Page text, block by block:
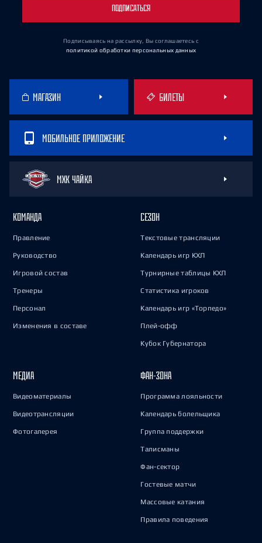
ПОДПИСАТЬСЯ
Подписываясь на рассылку, Вы соглашаетесь с
политикой обработки персональных данных
МАГАЗИН БИЛЕТЫ
МОБИЛЬНОЕ ПРИЛОЖЕНИЕ
МХК ЧАЙКА
КОМАНДА
Правление
Руководство
Игровой состав
Тренеры
Персонал
Изменения в составе
СЕЗОН
Текстовые трансляции
Календарь игр КХЛ
Турнирные таблицы КХЛ
Статистика игроков
Календарь игр «Торпедо»
Плей-офф
Кубок Губернатора
МЕДИА
Видеоматериалы
Видеотрансляции
Фотогалерея
ФАН-ЗОНА
Программа лояльности
Календарь болельщика
Группа поддержки
Талисманы
Фан-сектор
Гостевые матчи
Массовые катания
Правила поведения